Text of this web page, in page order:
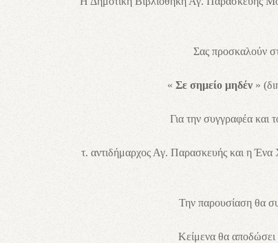
Σας προσκαλούν
« Σε σημείο μηδέν »
Για την συγγραφέα και
τ. αντιδήμαρχος Αγ. Παρασκευής και η
Την παρουσίαση θα
Κείμενα θα αποδώσει